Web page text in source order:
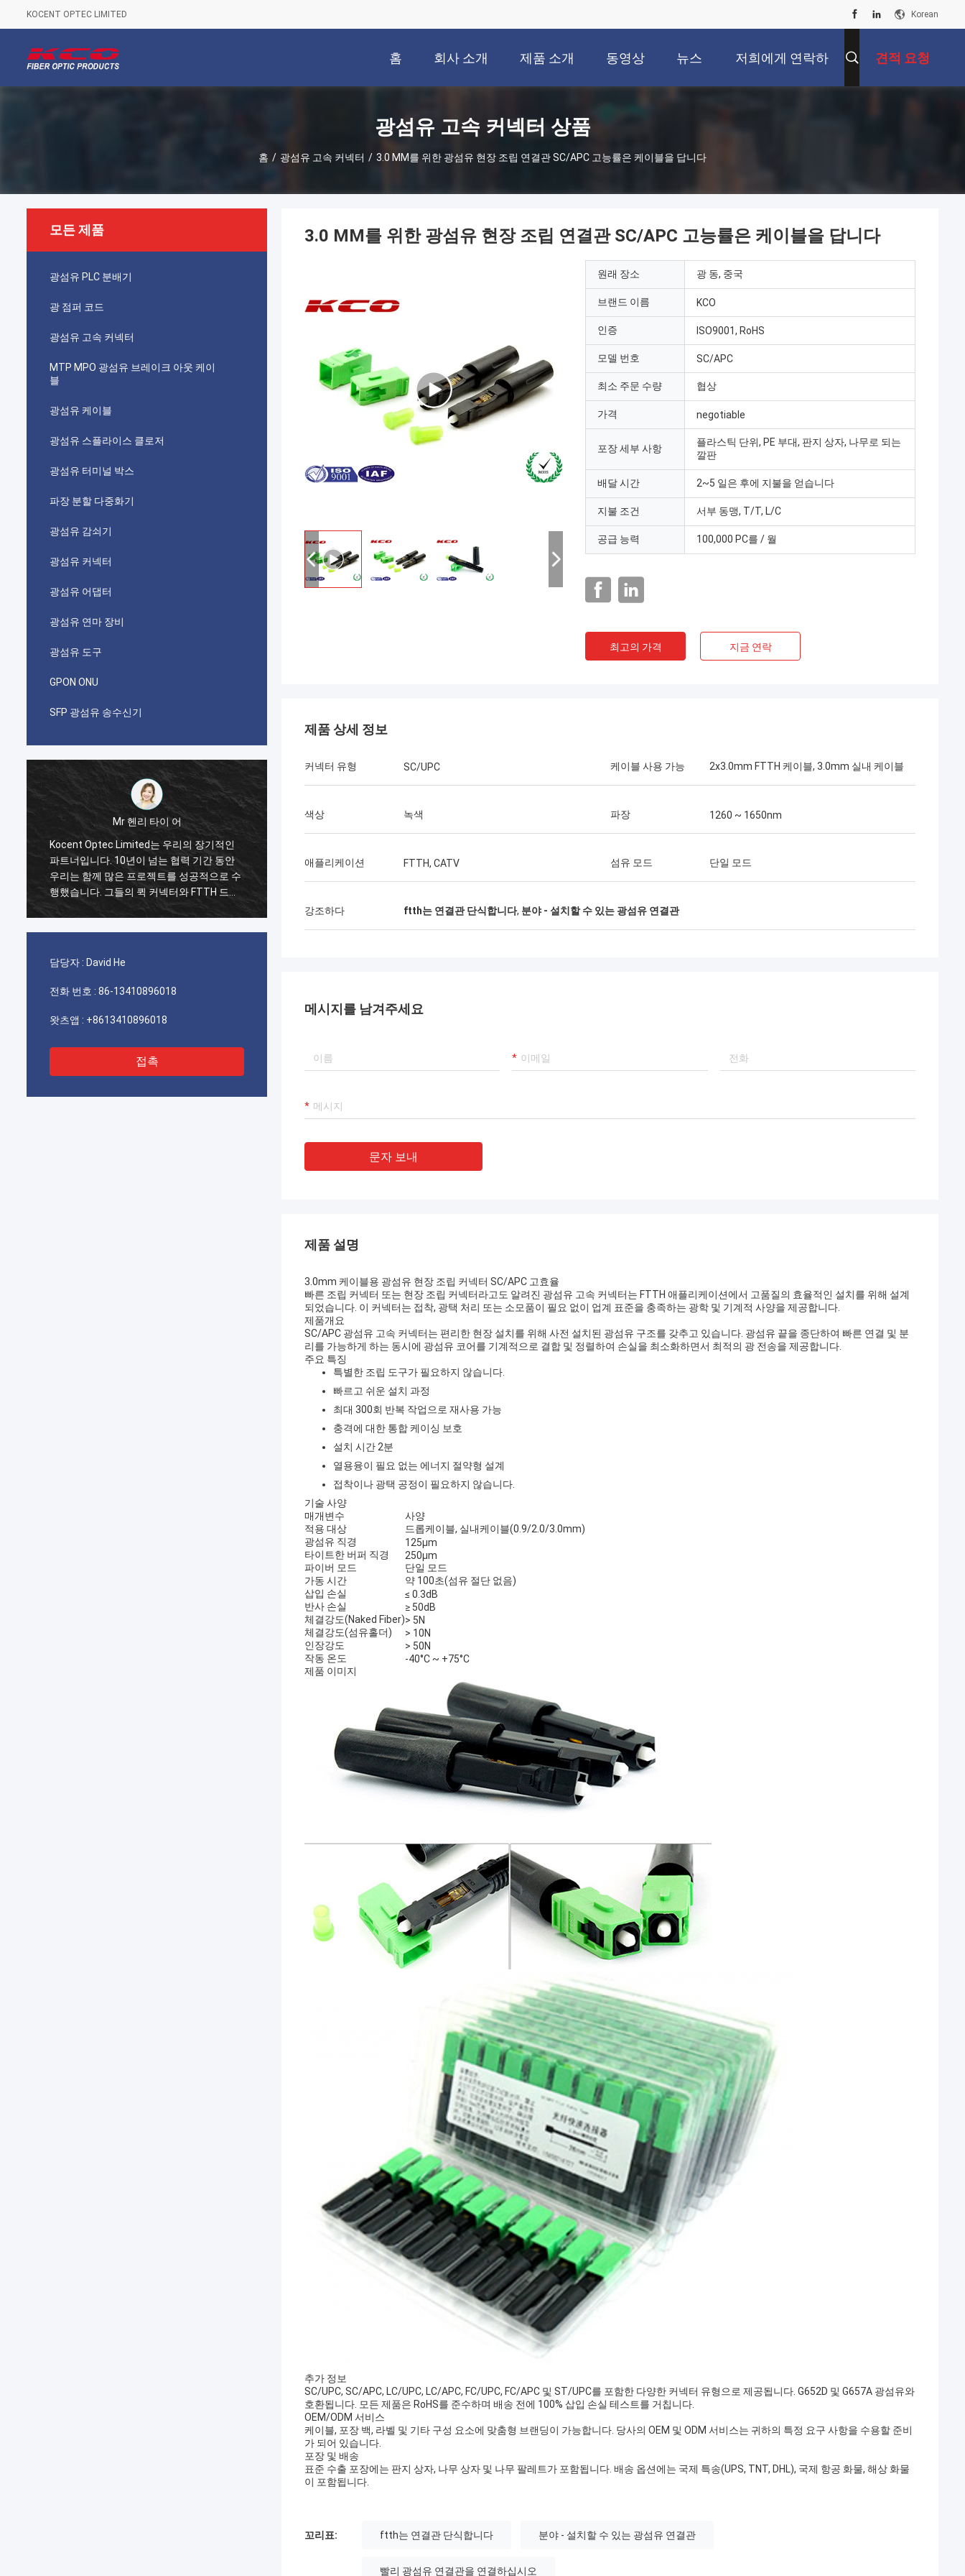
KOCENT OPTEC LIMITED Korean
홈 회사 소개 제품 소개 동영상 뉴스 저희에게 연락하 견적 요청
광섬유 고속 커넥터 상품
홈 / 광섬유 고속 커넥터 / 3.0 MM를 위한 광섬유 현장 조립 연결관 SC/APC 고능률은 케이블을 답니다
모든 제품
광섬유 PLC 분배기
광 점퍼 코드
광섬유 고속 커넥터
MTP MPO 광섬유 브레이크 아웃 케이
블
광섬유 케이블
광섬유 스플라이스 클로저
광섬유 터미널 박스
파장 분할 다중화기
광섬유 감쇠기
광섬유 커넥터
광섬유 어댑터
광섬유 연마 장비
광섬유 도구
GPON ONU
SFP 광섬유 송수신기
헨리 타이 어
는 우리의 장기적인
년이 넘는 협력 기간 동안
프로젝트를 성공적으로 수
의 퀵 커넥터와 FTTH 드롭
입니다. 현재 그들의 제품
나는 i가 코상 옵텍이 2014년에 제한된 채로
첫 번째 순서를 했을 때 놀랐습니다. GYXTW
케이블의 한 컨테이너 40GP와 빠른 연결기,
패치 코드와 어댑터를 위한 한 컨테이너
20GP. 그들은 단지 2 주에 이 명령을 완성했
적인 파트너 중 하나입니다. 매달 2~3개의
섬유 액세서리의 품질이 매우 훌륭하다고 생
Mr 헨리 타이 어
파트너입니다. 10년이 넘는 협력 기간 동안
케이블 품질은 최고입니다. 현재 그들의 제품
담당자 : David He
전화 번호 : 86-13410896018
왓츠앱 : +8613410896018
접촉
3.0 MM를 위한 광섬유 현장 조립 연결관 SC/APC 고능률은 케이블을 답니다
원래 장소 광 동, 중국
브랜드 이름 KCO
인증 ISO9001, RoHS
모델 번호 SC/APC
최소 주문 수량 협상
가격 negotiable
포장 세부 사항
플라스틱 단위, PE 부대, 판지 상자, 나무로 되는
깔판
배달 시간 2~5 일은 후에 지불을 얻습니다
지불 조건 서부 동맹, T/T, L/C
공급 능력 100,000 PC를 / 월
최고의 가격 지금 연락
제품 상세 정보
커넥터 유형 SC/UPC 케이블 사용 가능 2x3.0mm FTTH 케이블, 3.0mm 실내 케이블
색상 녹색 파장 1260 ~ 1650nm
애플리케이션 FTTH, CATV 섬유 모드 단일 모드
강조하다 ftth는 연결관 단식합니다, 분야 - 설치할 수 있는 광섬유 연결관
메시지를 남겨주세요
문자 보내
제품 설명
3.0mm 케이블용 광섬유 현장 조립 커넥터 SC/APC 고효율
빠른 조립 커넥터 또는 현장 조립 커넥터라고도 알려진 광섬유 고속 커넥터는 FTTH 애플리케이션에서 고품질의 효율적인 설치를 위해 설계
되었습니다. 이 커넥터는 접착, 광택 처리 또는 소모품이 필요 없이 업계 표준을 충족하는 광학 및 기계적 사양을 제공합니다.
제품개요
SC/APC 광섬유 고속 커넥터는 편리한 현장 설치를 위해 사전 설치된 광섬유 구조를 갖추고 있습니다. 광섬유 끝을 종단하여 빠른 연결 및 분
리를 가능하게 하는 동시에 광섬유 코어를 기계적으로 결합 및 정렬하여 손실을 최소화하면서 최적의 광 전송을 제공합니다.
주요 특징
특별한 조립 도구가 필요하지 않습니다.
빠르고 쉬운 설치 과정
최대 300회 반복 작업으로 재사용 가능
충격에 대한 통합 케이싱 보호
설치 시간 2분
열용융이 필요 없는 에너지 절약형 설계
접착이나 광택 공정이 필요하지 않습니다.
기술 사양
매개변수
사양
적용 대상
드롭케이블, 실내케이블(0.9/2.0/3.0mm)
광섬유 직경
125μm
타이트한 버퍼 직경
250μm
파이버 모드
단일 모드
가동 시간
약 100초(섬유 절단 없음)
삽입 손실
≤ 0.3dB
반사 손실
≥ 50dB
체결강도(Naked Fiber)> 5N
체결강도(섬유홀더)
> 10N
인장강도
> 50N
작동 온도
-40°C ~ +75°C
제품 이미지
추가 정보
SC/UPC, SC/APC, LC/UPC, LC/APC, FC/UPC, FC/APC 및 ST/UPC를 포함한 다양한 커넥터 유형으로 제공됩니다. G652D 및 G657A 광섬유와
호환됩니다. 모든 제품은 RoHS를 준수하며 배송 전에 100% 삽입 손실 테스트를 거칩니다.
OEM/ODM 서비스
케이블, 포장 백, 라벨 및 기타 구성 요소에 맞춤형 브랜딩이 가능합니다. 당사의 OEM 및 ODM 서비스는 귀하의 특정 요구 사항을 수용할 준비
가 되어 있습니다.
포장 및 배송
표준 수출 포장에는 판지 상자, 나무 상자 및 나무 팔레트가 포함됩니다. 배송 옵션에는 국제 특송(UPS, TNT, DHL), 국제 항공 화물, 해상 화물
이 포함됩니다.
꼬리표: ftth는 연결관 단식합니다 분야 - 설치할 수 있는 광섬유 연결관
빨리 광섬유 연결관을 연결하십시오